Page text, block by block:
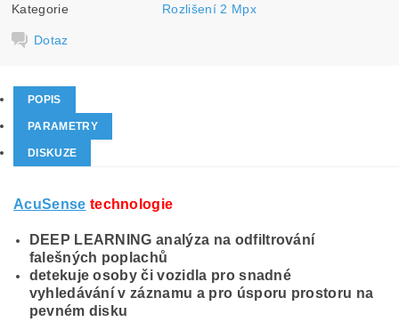
Kategorie Rozlišení 2 Mpx
Dotaz
POPIS
PARAMETRY
DISKUZE
AcuSense technologie
DEEP LEARNING analýza na odfiltrování
falešných poplachů
detekuje osoby či vozidla pro snadné
vyhledávání v záznamu a pro úsporu prostoru na
pevném disku